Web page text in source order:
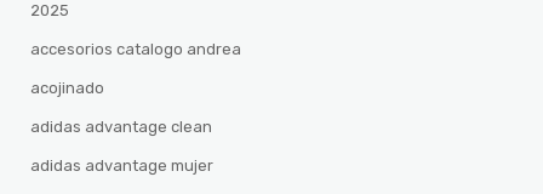
2025
accesorios catalogo andrea
acojinado
adidas advantage clean
adidas advantage mujer